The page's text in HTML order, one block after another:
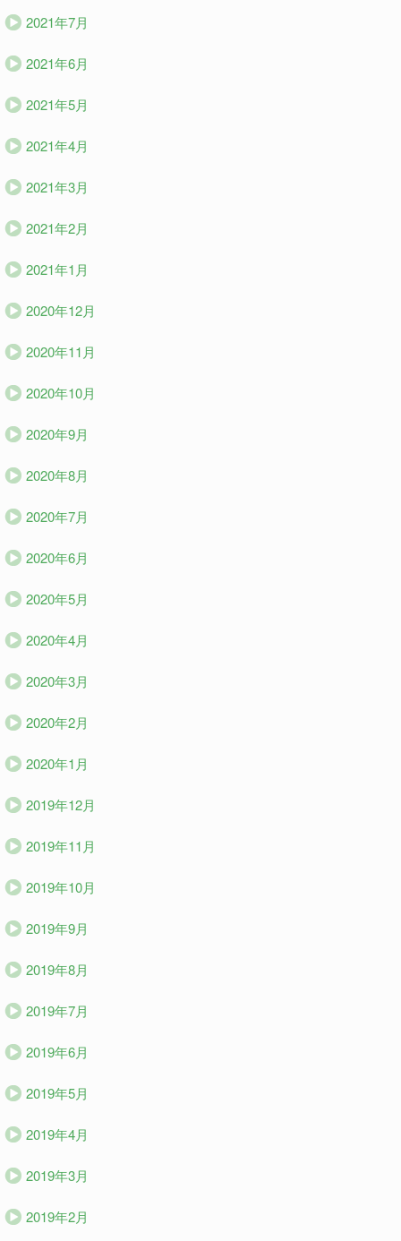
2021年7月
2021年6月
2021年5月
2021年4月
2021年3月
2021年2月
2021年1月
2020年12月
2020年11月
2020年10月
2020年9月
2020年8月
2020年7月
2020年6月
2020年5月
2020年4月
2020年3月
2020年2月
2020年1月
2019年12月
2019年11月
2019年10月
2019年9月
2019年8月
2019年7月
2019年6月
2019年5月
2019年4月
2019年3月
2019年2月